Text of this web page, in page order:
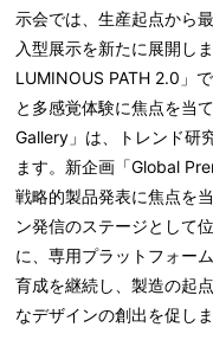
示会では、生産起点から
入型展示を新たに展開し
LUMINOUS PATH 2.0」
と多感覚体験に焦点を当
Gallery」は、トレンド研
ます。新企画「Global
戦略的製品発表に焦点を
ン発信のステージとして
に、専用プラットフォー
育成を継続し、製造の起
なデザインの創出を促しま